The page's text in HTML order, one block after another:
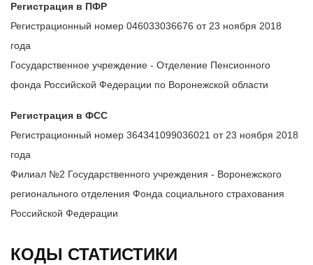
Регистрация в ПФР
Регистрационный номер 046033036676 от 23 ноября 2018
года
Государственное учреждение - Отделение Пенсионного
фонда Российской Федерации по Воронежской области
Регистрация в ФСС
Регистрационный номер 364341099036021 от 23 ноября 2018
года
Филиал №2 Государственного учреждения - Воронежского
регионального отделения Фонда социального страхования
Российской Федерации
КОДЫ СТАТИСТИКИ